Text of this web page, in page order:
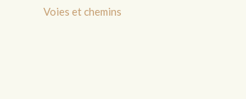
Voies et chemins